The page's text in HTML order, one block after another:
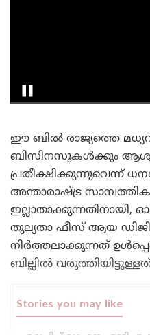
ഈ ബിൽ രാജ്യത്തെ
ബിസിനസുകൾക്കും
പ്രതീക്ഷിക്കുന്നുവെന്ന്
അന്താരാഷ്ട്ര
തുല്യതാ ഫീസ് ആയ
നിർത്തലാക്കുന്നത്
ബില്ലിൽ
Stories you may like